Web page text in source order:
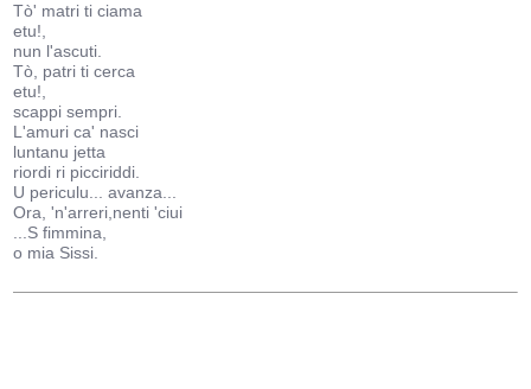
Tò' matri ti ciama
etu!,
nun l'ascuti.
Tò, patri ti cerca
etu!,
scappi sempri.
L'amuri ca' nasci
luntanu jetta
riordi ri picciriddi.
U periculu... avanza...
Ora, 'n'arreri,nenti 'ciui
...S fimmina,
o mia Sissi.